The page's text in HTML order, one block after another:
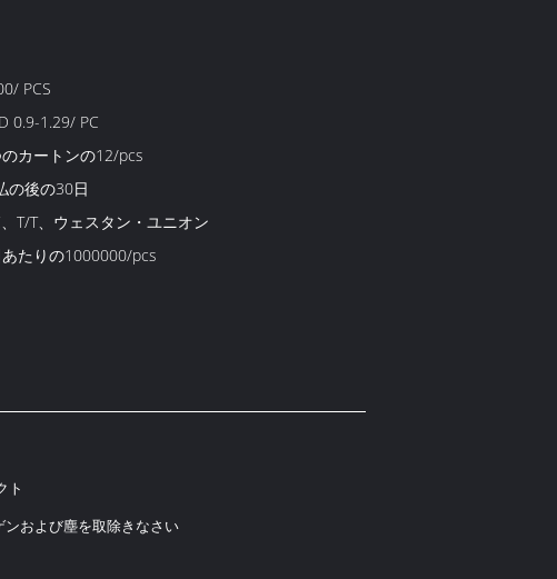
PCS
0.9-1.29/ PC
カートンの12/pcs
の後の30日
T/T、ウェスタン・ユニオン
たりの1000000/pcs
ト
および塵を取除きなさい